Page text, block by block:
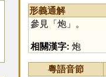
形義通解
參見「 炮」。
相關漢字: 炮
粵語音節